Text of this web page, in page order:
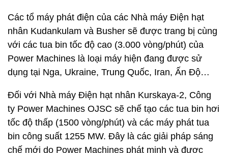
Các tổ máy phát điện của các Nhà máy Điện hạt
nhân Kudankulam và Busher sẽ được trang bị cùng
với các tua bin tốc độ cao (3.000 vòng/phút) của
Power Machines là loại máy hiện đang được sử
dụng tại Nga, Ukraine, Trung Quốc, Iran, Ấn Độ…
Đối với Nhà máy Điện hạt nhân Kurskaya-2, Công
ty Power Machines OJSC sẽ chế tạo các tua bin hơi
tốc độ thấp (1500 vòng/phút) và các máy phát tua
bin công suất 1255 MW. Đây là các giải pháp sáng
chế mới do Power Machines phát minh và được